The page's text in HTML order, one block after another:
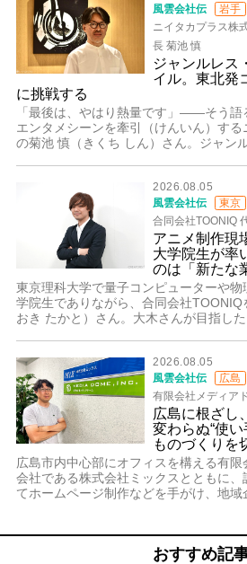
風雲会社伝
岩手
ニイタカプラス株
長 菊池 慎
ジャンルレス
イル。東北発
に挑戦する
「最後は、やはり熱量です」――そう語
エンタメシーンを牽引（けんいん）す
の菊池 慎（きくち しん）さん。ジャン
2026.08.05
風雲会社伝
東京
合同会社TOONIQ
アニメ制作現
大学院生が
のは「新たな
東京理科大学で量子コンピューターや
学院生でありながら、合同会社
おき たかと）さん。大木さんが目指した
2026.08.05
風雲会社伝
広島
有限会社メディア
広島に根ざし
変わらぬ“使
ものづくりを
広島市内中心部にオフィスを構える有
会社である株式会社ミックスとともに
てホームページ制作などを手がけ、地域
おすすめ記